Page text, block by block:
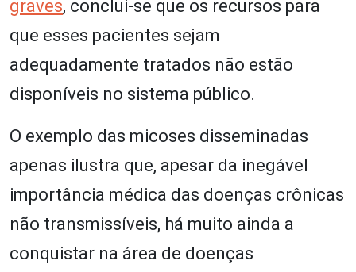
graves, conclui-se que os recursos para
que esses pacientes sejam
adequadamente tratados não estão
disponíveis no sistema público.
O exemplo das micoses disseminadas
apenas ilustra que, apesar da inegável
importância médica das doenças crônicas
não transmissíveis, há muito ainda a
conquistar na área de doenças